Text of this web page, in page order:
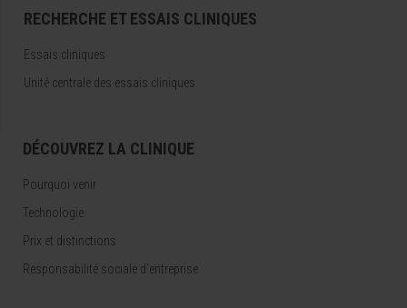
RECHERCHE ET ESSAIS CLINIQUES
Essais cliniques
Unité centrale des essais cliniques
DÉCOUVREZ LA CLINIQUE
Pourquoi venir
Technologie
Prix et distinctions
Responsabilité sociale d'entreprise